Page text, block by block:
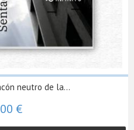
neutro de la...
€